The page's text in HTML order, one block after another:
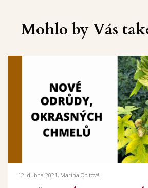
Mohlo by Vás
12. dubna 2021, Marína Opltová